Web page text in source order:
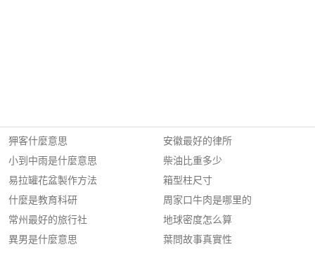
狎客什麼意思
小到中雨是什麼意思
易拉罐花盆製作方法
什麼是教育科研
常州最好的旅行社
異男是什麼意思
安徽最好的律所
柴油比重多少
箱型柱尺寸
周家口牛肉是哪里的
地球密度怎么算
葉問故事真實性